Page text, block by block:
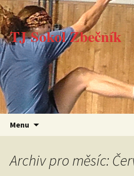
TJ Sokol Zbečník
Menu
Archiv pro měsíc: